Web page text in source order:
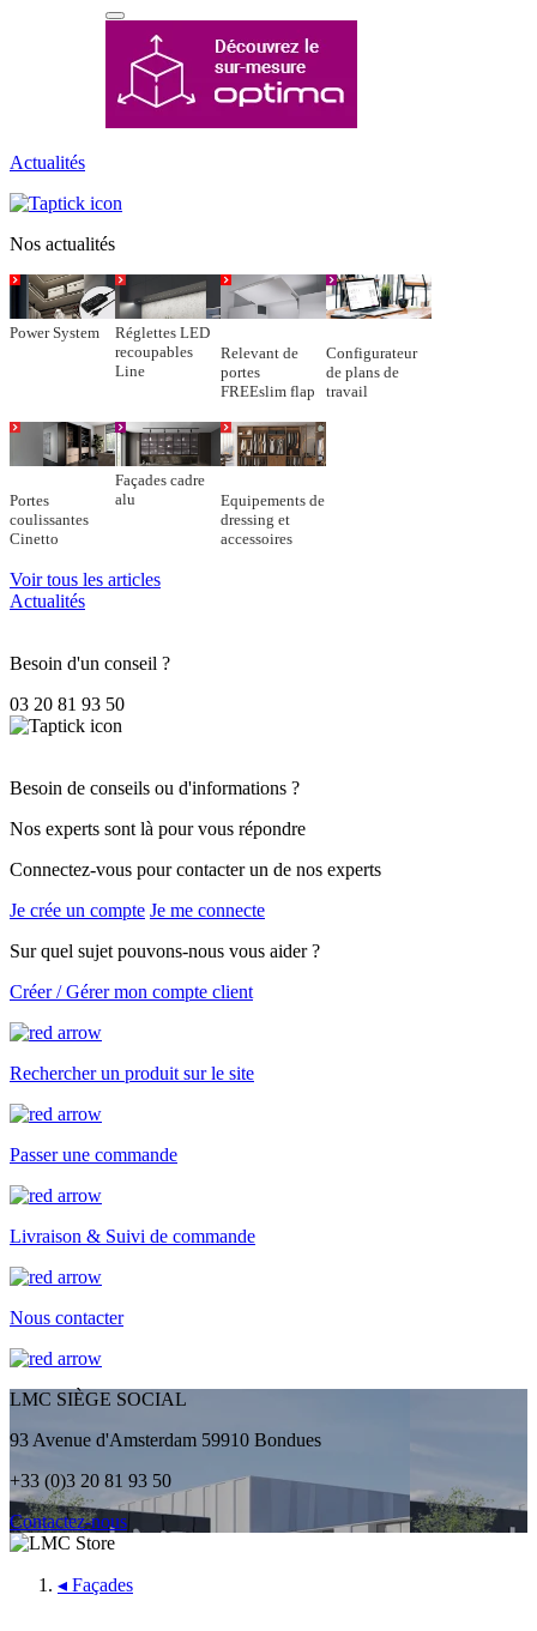
Actualités
Nos actualités
Power System
Réglettes LED
recoupables
Line
Relevant de
portes
FREEslim flap
Configurateur
de plans de
travail
Portes
coulissantes
Cinetto
Façades cadre
alu
Equipements de
dressing et
accessoires
Voir tous les articles
Actualités
Besoin d'un conseil ?
03 20 81 93 50
Besoin de conseils ou d'informations ?
Nos experts sont là pour vous répondre
Connectez-vous pour contacter un de nos experts
Je crée un compte Je me connecte
Sur quel sujet pouvons-nous vous aider ?
Créer / Gérer mon compte client
Rechercher un produit sur le site
Passer une commande
Livraison & Suivi de commande
Nous contacter
LMC SIÈGE SOCIAL
93 Avenue d'Amsterdam 59910 Bondues
+33 (0)3 20 81 93 50
Contactez-nous
◂ Façades